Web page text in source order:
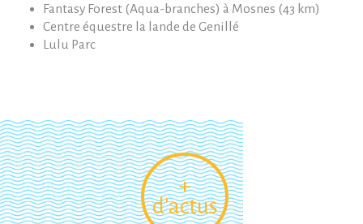
Fantasy Forest (Aqua-branches) à Mosnes (43 km)
Centre équestre la lande de Genillé
Lulu Parc
+
d'actus